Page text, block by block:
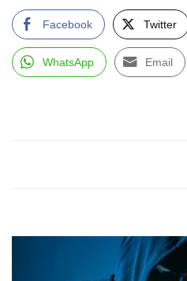
Facebook Twitter
WhatsApp Email